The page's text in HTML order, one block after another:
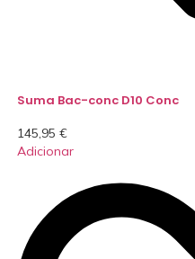
Suma Bac-conc D10 Conc
145,95 €
Adicionar